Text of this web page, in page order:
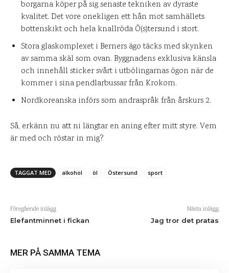
borgarna köper på sig senaste tekniken av dyraste
kvalitet. Det vore onekligen ett hån mot samhällets
bottenskikt och hela knallröda Ö(s)tersund i stort.
Stora glaskomplexet i Berners ägo täcks med skynken
av samma skäl som ovan. Byggnadens exklusiva känsla
och innehåll sticker svårt i utbölingarnas ögon när de
kommer i sina pendlarbussar från Krokom.
Nordkoreanska införs som andraspråk från årskurs 2.
Så, erkänn nu att ni längtar en aning efter mitt styre. Vem
är med och röstar in mig?
TAGGAT MED alkohol öl Östersund sport
Föregående inlägg
Elefantminnet i fickan
Nästa inlägg
Jag tror det pratas
MER PÅ SAMMA TEMA